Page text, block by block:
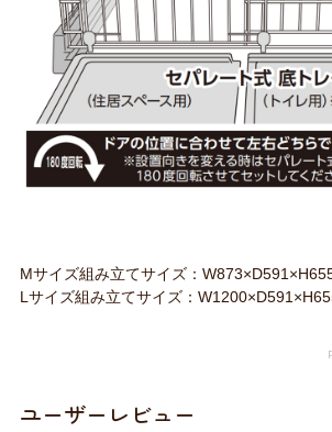
Mサイズ組み立てサイズ：
Lサイズ組み立てサイズ：
ユーザーレビュー